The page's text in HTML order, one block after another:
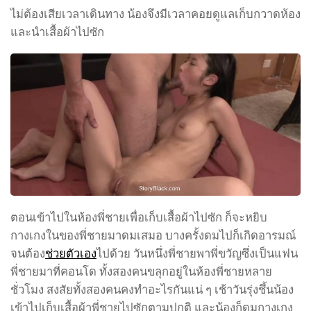
ไม่ต้องเสียเวลาเดินทาง น้องจึงมีเวลาคอยดูแลเก็บกวาดห้อง
และนำเสื้อผ้าไปซัก
ตอนเข้าไปในห้องพี่ชายเพื่อเก็บเสื้อผ้าไปซัก ก็จะหยิบ
กางเกงในของพี่ชายมาดมเสมอ บางครั้งดมไปก็เกิดอารมณ์
จนต้องช่วยตัวเองไปด้วย วันหนึ่งพี่ชายพาพี่ขวัญซึ่งเป็นแฟน
พี่ชายมาที่คอนโด ทั้งสองคนขลุกอยู่ในห้องพี่ชายหลาย
ชั่วโมง สงสัยทั้งสองคนคงทำอะไรกันแน่ ๆ เช้าวันรุ่งชึ้นน้อง
เข้าไปเก็บเสื้อผ้าพี่ชายไปซักตามปกติ และน้องก็ดมกางเกง